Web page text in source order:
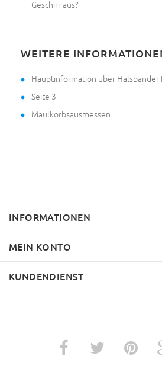
Geschirr aus?
WEITERE
Hauptinformation über Halsbänder
Seite 3
Maulkorbsausmessen
INFORMATIONEN
MEIN KONTO
KUNDENDIENST